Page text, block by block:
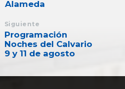
Alameda
Siguiente
Programación
Noches del Calvario
9 y 11 de agosto